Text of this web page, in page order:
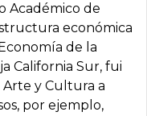
Académico de
económica
de la
California Sur, fui
Arte y Cultura a
por ejemplo,